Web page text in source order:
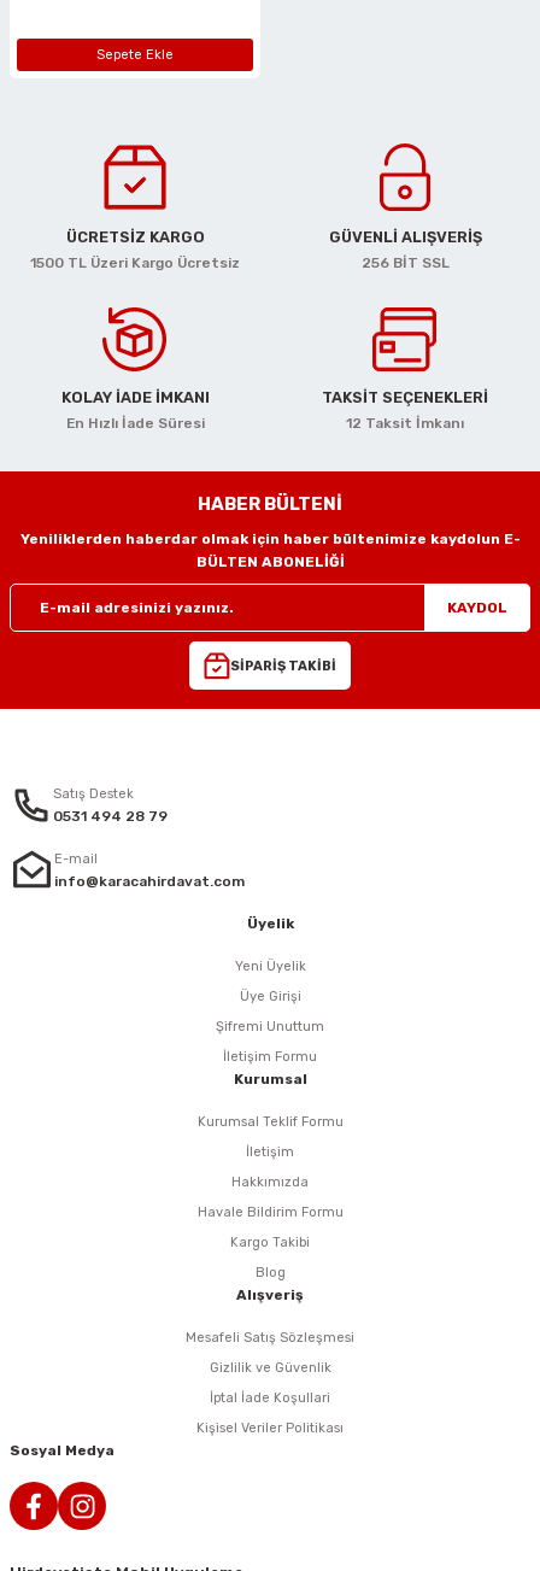
Sepete Ekle
ÜCRETSİZ KARGO
1500 TL Üzeri Kargo Ücretsiz
GÜVENLİ ALIŞVERİŞ
256 BİT SSL
KOLAY İADE İMKANI
En Hızlı İade Süresi
TAKSİT SEÇENEKLERİ
12 Taksit İmkanı
HABER BÜLTENİ
Yeniliklerden haberdar olmak için haber bültenimize kaydolun E-
BÜLTEN ABONELİĞİ
KAYDOL
SİPARİŞ TAKİBİ
Satış Destek
0531 494 28 79
E-mail
info@karacahirdavat.com
Üyelik
Yeni Üyelik
Üye Girişi
Şifremi Unuttum
İletişim Formu
Kurumsal
Kurumsal Teklif Formu
İletişim
Hakkımızda
Havale Bildirim Formu
Kargo Takibi
Blog
Alışveriş
Mesafeli Satış Sözleşmesi
Gizlilik ve Güvenlik
İptal İade Koşullari
Kişisel Veriler Politikası
Sosyal Medya